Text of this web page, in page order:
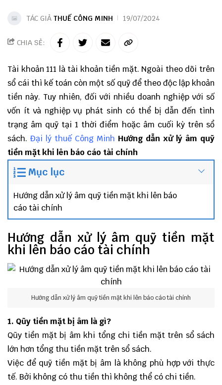
TÁC GIẢ THUẾ CÔNG MINH 19/07/2024
CHIA SẺ:
Tài khoản 111 là tài khoản tiền mặt. Ngoài theo dõi trên
sổ cái thì kế toán còn một số quỹ để theo độc lập khoản
tiền này. Tuy nhiên, đối với nhiều doanh nghiệp với số
vốn ít và nghiệp vụ phát sinh có thể bị dẫn đến tình
trạng âm quỹ tại 1 thời điểm hoặc âm cuối kỳ trên sổ
sách. Đại lý thuế Công Minh Hướng dẫn xử lý âm quỹ
tiền mặt khi lên báo cáo tài chính
Mục lục
Hướng dẫn xử lý âm quỹ tiền mặt khi lên báo
cáo tài chính
Hướng dẫn xử lý âm quỹ tiền mặt
khi lên báo cáo tài chính
Hướng dẫn xử lý âm quỹ tiền mặt khi lên báo cáo tài chính
1. Qũy tiền mặt bị âm là gì?
Qũy tiền mặt bị âm khi tổng chi tiền mặt trên sổ sách
lớn hơn tổng thu tiền mặt trên sổ sách.
Việc để quỹ tiền mặt bị âm là không phù hợp với thực
tế. Bởi không có thu tiền thì không thể có chi tiền.